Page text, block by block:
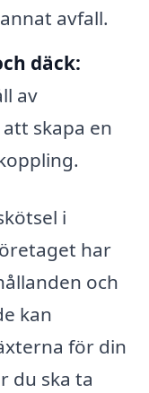
avfall.
däck:
av
skapa en
i
har
och
kan
för din
du ska ta